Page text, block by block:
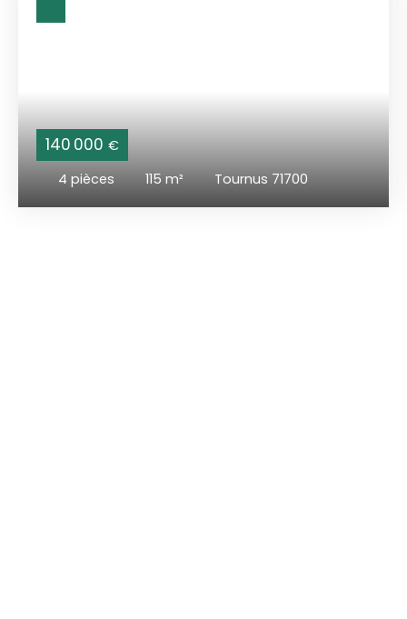
140 000 €
4 pièces 115 m² Tournus 71700